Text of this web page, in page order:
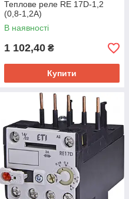
Теплове реле RE 17D-1,2
(0,8-1,2A)
В наявності
1 102,40 ₴
Купити